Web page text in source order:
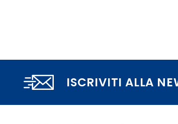
ISCRIVITI ALLA